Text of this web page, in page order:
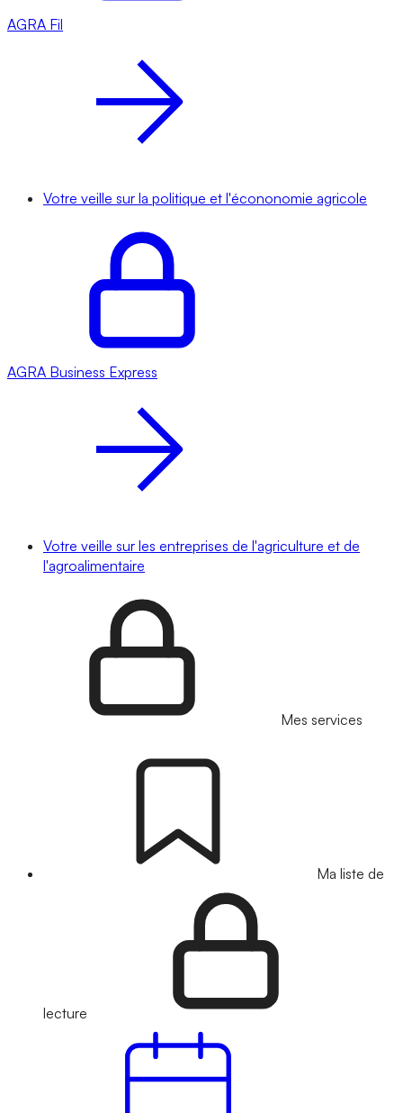
AGRA Fil
Votre veille sur la politique et l'écononomie agricole
AGRA Business Express
Votre veille sur les entreprises de l'agriculture et de
l'agroalimentaire
Mes services
Ma liste de
lecture